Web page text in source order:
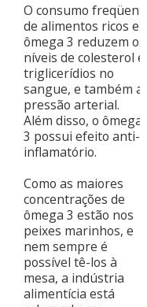
O consumo
de alimentos ricos
ômega 3 reduzem os
níveis de colesterol e
triglicerídios no
sangue, e também a
pressão arterial.
Além disso, o ômega
3 possui efeito anti-
inflamatório.
Como as maiores
concentrações de
ômega 3 estão nos
peixes marinhos, e
nem sempre é
possível tê-los à
mesa, a indústria
alimentícia está